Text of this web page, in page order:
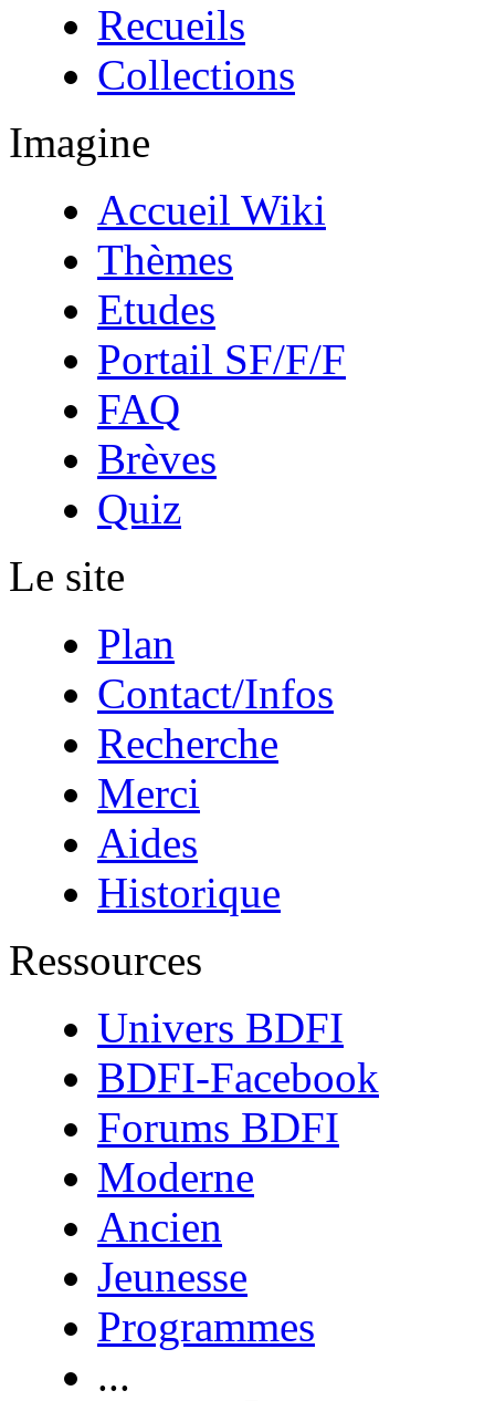
Recueils
Collections
Imagine
Accueil Wiki
Thèmes
Etudes
Portail SF/F/F
FAQ
Brèves
Quiz
Le site
Plan
Contact/Infos
Recherche
Merci
Aides
Historique
Ressources
Univers BDFI
BDFI-Facebook
Forums BDFI
Moderne
Ancien
Jeunesse
Programmes
...